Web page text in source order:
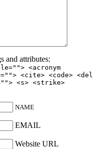
and attributes:
<acronym
<cite> <code> <del
<s> <strike>
NAME
EMAIL
Website URL